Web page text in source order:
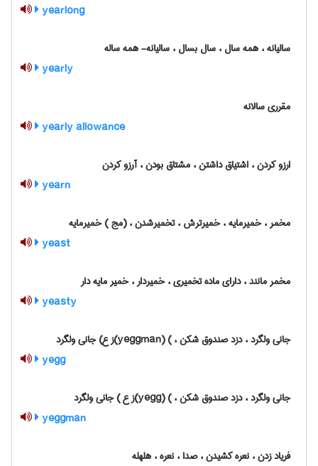
yearlong
سالیانه ، همه سال ، سال بسال ، سالیانه- همه ساله
yearly
مقرری سالانه
yearly allowance
ارزو کردن ، اشتیاق داشتن ، مشتاق بودن ، آرزو کردن
yearn
مخمر ، خمیرمایه ، خمیرترش ، تخمیرشدن ، (مج ) خمیرمایه
yeast
مخمر مانند ، دارای ماده تخمیری ، خمیردار ، خمیر مایه دار
yeasty
جانی ولگرد ، دزد صندوق شکن ، ) (yeggman)ز ع) جانی ولگرد
yegg
جانی ولگرد ، دزد صندوق شکن ، ) (yegg)ز ع ) جانی ولگرد
yeggman
فریاد زدن ، نعره کشیدن ، صدا ، نعره ، هلهله